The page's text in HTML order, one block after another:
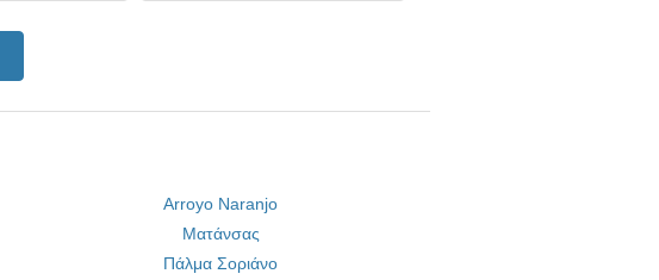
Arroyo Naranjo
Ματάνσας
Πάλμα Σοριάνο